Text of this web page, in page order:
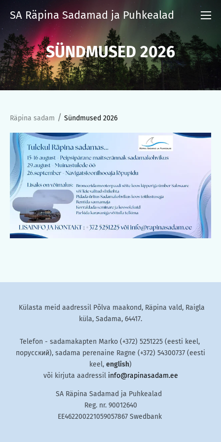
SA Räpina Sadamad ja Puhkealad
SÜNDMUSED 2026
Räpina sadam / Sündmused 2026
Külasta meid aadressil Põlva maakond, Räpina vald, Raigla
küla, Sadama, 64417.
Telefon - sadamakapten Marko (+372) 5251225 (eesti keel,
порусский), sadama perenaine Ragne (+372) 54300737 (eesti
keel, english)
või kirjuta aadressil info@rapinasadam.ee
SA Räpina Sadamad ja Puhkealad
Reg. nr. 90012640
EE462200221059057867 Swedbank